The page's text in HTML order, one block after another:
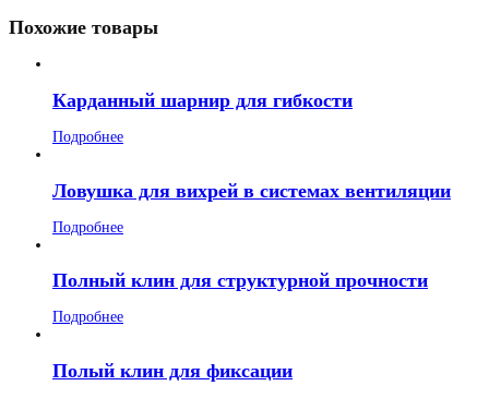
Похожие товары
Карданный шарнир для гибкости
Подробнее
Ловушка для вихрей в системах вентиляции
Подробнее
Полный клин для структурной прочности
Подробнее
Полый клин для фиксации